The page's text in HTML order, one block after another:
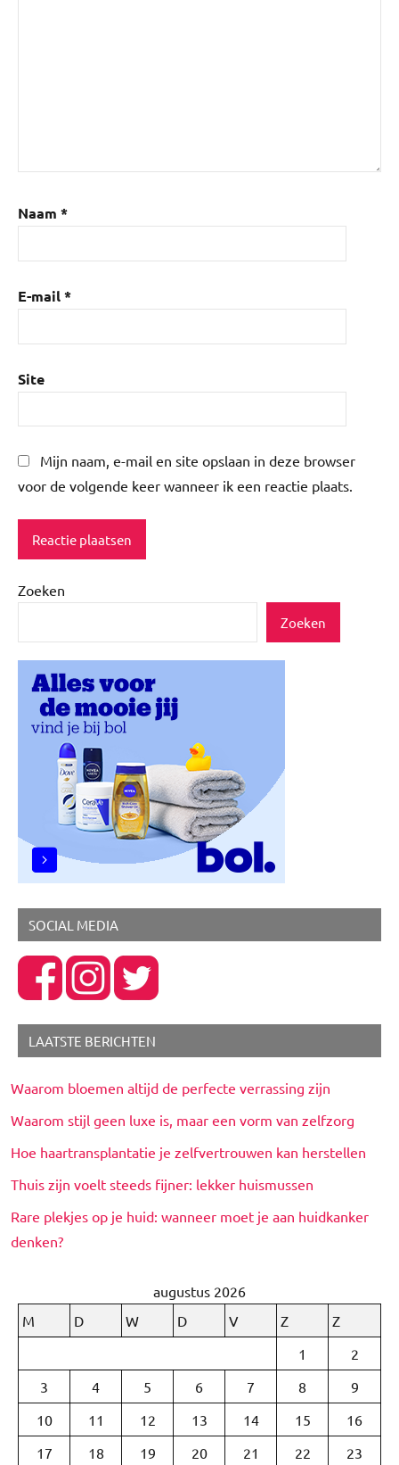
Naam *
E-mail*
Site
Mijn naam, e-mail en site opslaan in deze browser
voor de volgende keer wanneer ik een reactie plaats.
Zoeken
Zoeken
SOCIAL MEDIA
LAATSTE BERICHTEN
Waarom bloemen altijd de perfecte verrassing zijn
Waarom stijl geen luxe is, maar een vorm van zelfzorg
Hoe haartransplantatie je zelfvertrouwen kan herstellen
Thuis zijn voelt steeds fijner: lekker huismussen
Rare plekjes op je huid: wanneer moet je aan huidkanker
denken?
augustus 2026
M
D W D V Z
Z
1
2
3
4 5 6 7 8
9
10
11 12 13 14 15
16
17
18 19 20 21 22 23